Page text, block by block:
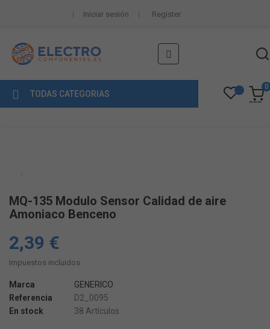
Iniciar sesión Register
Navegación
de
palanca
☰
TODAS CATEGORIAS
0
MQ-135 Modulo Sensor Calidad de aire
Amoniaco Benceno
2,39 €
Impuestos incluidos
Marca
GENERICO
Referencia
D2_0095
En stock
38 Artículos